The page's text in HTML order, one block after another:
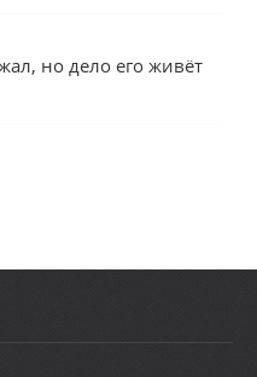
но дело его живёт